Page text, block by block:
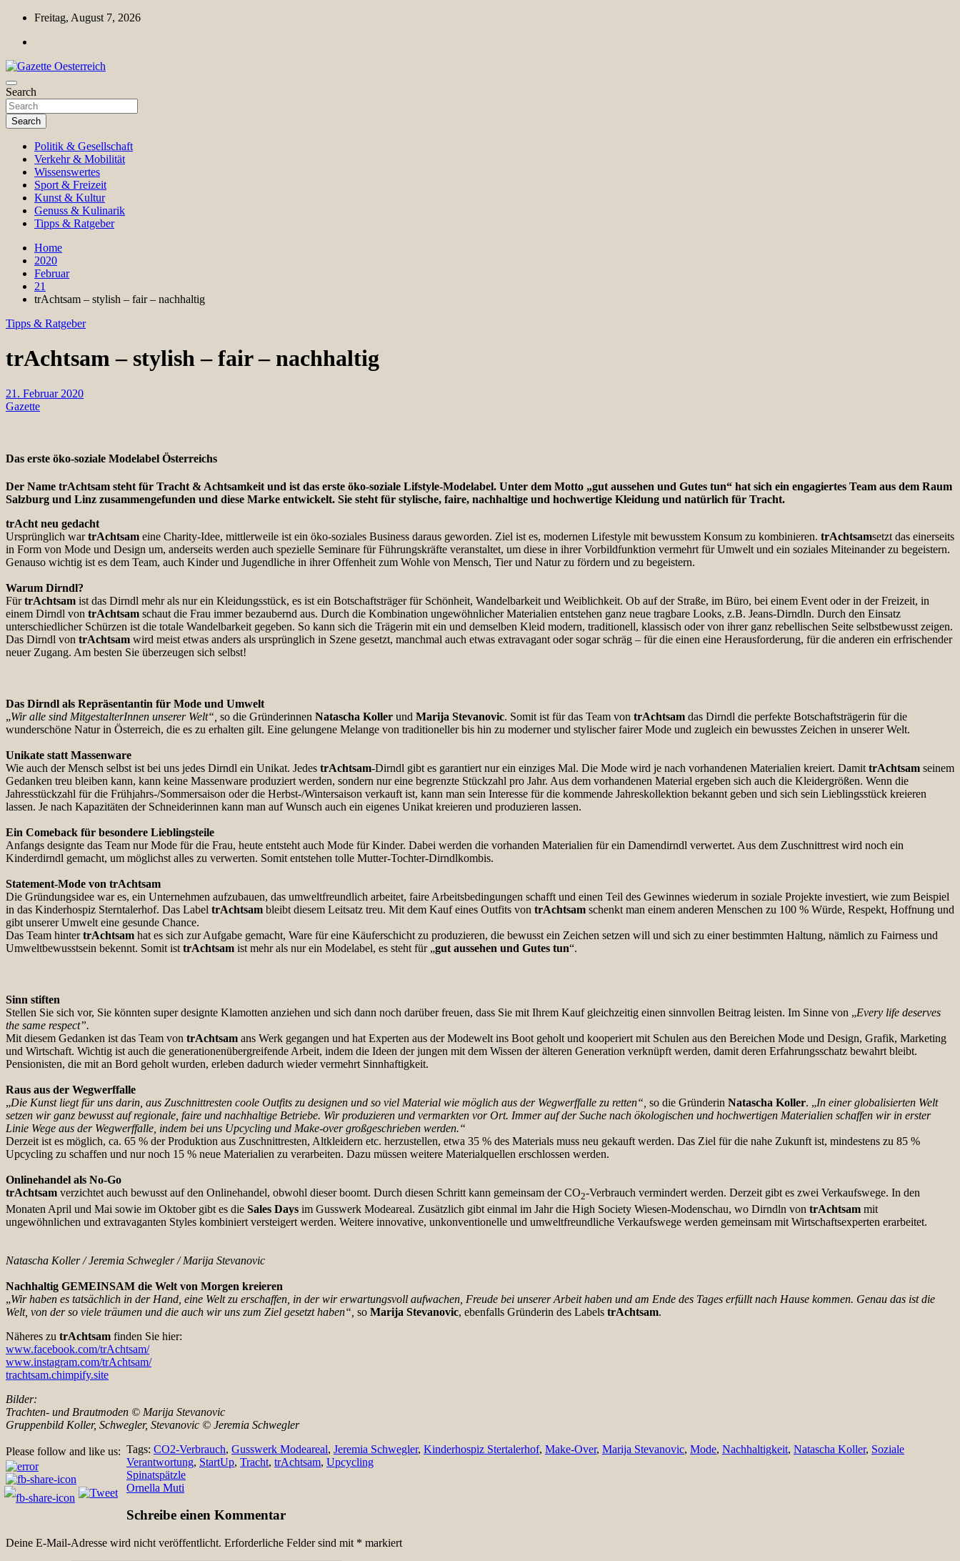
Skip
content
Freitag, August 7, 2026
Gazette Oesterreich
Magazin für Freizeit, Politik, Kultur & Wissenschaft
Search
Search
Politik & Gesellschaft
Verkehr & Mobilität
Wissenswertes
Sport & Freizeit
Kunst & Kultur
Genuss & Kulinarik
Tipps & Ratgeber
Home
2020
Februar
21
trAchtsam – stylish – fair – nachhaltig
Tipps & Ratgeber
trAchtsam – stylish – fair – nachhaltig
21. Februar 2020
Gazette
Das erste öko-soziale Modelabel Österreichs
Der Name trAchtsam steht für Tracht & Achtsamkeit und ist das erste öko-soziale Lifstyle-Modelabel. Unter dem Motto „gut aussehen und Gutes tun“ hat sich ein engagiertes Team aus dem Raum
Salzburg und Linz zusammengefunden und diese Marke entwickelt. Sie steht für stylische, faire, nachhaltige und hochwertige Kleidung und natürlich für Tracht.
trAcht neu gedacht
Ursprünglich wartrAchtsam eine Charity-Idee, mittlerweile ist ein öko-soziales Business daraus geworden. Ziel ist es, modernen Lifestyle mit bewusstem Konsum zu kombinieren. trAchtsamsetzt das einerseits
in Form von Mode und Design um, anderseits werden auch spezielle Seminare für Führungskräfte veranstaltet, um diese in ihrer Vorbildfunktion vermehrt für Umwelt und ein soziales Miteinander zu begeistern.
Genauso wichtig ist es dem Team, auch Kinder und Jugendliche in ihrer Offenheit zum Wohle von Mensch, Tier und Natur zu fördern und zu begeistern.
Warum Dirndl?
FürtrAchtsam ist das Dirndl mehr als nur ein Kleidungsstück, es ist ein Botschaftsträger für Schönheit, Wandelbarkeit und Weiblichkeit. Ob auf der Straße, im Büro, bei einem Event oder in der Freizeit, in
einem Dirndl von trAchtsam schaut die Frau immer bezaubernd aus. Durch die Kombination ungewöhnlicher Materialien entstehen ganz neue tragbare Looks, z.B. Jeans-Dirndln. Durch den Einsatz
unterschiedlicher Schürzen ist die totale Wandelbarkeit gegeben. So kann sich die Trägerin mit ein und demselben Kleid modern, traditionell, klassisch oder von ihrer ganz rebellischen Seite selbstbewusst zeigen.
Das Dirndl von trAchtsam wird meist etwas anders als ursprünglich in Szene gesetzt, manchmal auch etwas extravagant oder sogar schräg – für die einen eine Herausforderung, für die anderen ein erfrischender
neuer Zugang. Am besten Sie überzeugen sich selbst!
Das Dirndl als Repräsentantin für Mode und Umwelt
„Wir alle sind MitgestalterInnen unserer Welt“, so die Gründerinnen Natascha Koller und Marija Stevanovic. Somit ist für das Team von trAchtsam das Dirndl die perfekte Botschaftsträgerin für die
wunderschöne Natur in Österreich, die es zu erhalten gilt. Eine gelungene Melange von traditioneller bis hin zu moderner und stylischer fairer Mode und zugleich ein bewusstes Zeichen in unserer Welt.
Unikate statt Massenware
Wie auch der Mensch selbst ist bei uns jedes Dirndl ein Unikat. Jedes trAchtsam-Dirndl gibt es garantiert nur ein einziges Mal. Die Mode wird je nach vorhandenen Materialien kreiert. DamittrAchtsam seinem
Gedanken treu bleiben kann, kann keine Massenware produziert werden, sondern nur eine begrenzte Stückzahl pro Jahr. Aus dem vorhandenen Material ergeben sich auch die Kleidergrößen. Wenn die
Jahresstückzahl für die Frühjahrs-/Sommersaison oder die Herbst-/Wintersaison verkauft ist, kann man sein Interesse für die kommende Jahreskollektion bekannt geben und sich sein Lieblingsstück kreieren
lassen. Je nach Kapazitäten der Schneiderinnen kann man auf Wunsch auch ein eigenes Unikat kreieren und produzieren lassen.
Ein Comeback für besondere Lieblingsteile
Anfangs designte das Team nur Mode für die Frau, heute entsteht auch Mode für Kinder. Dabei werden die vorhanden Materialien für ein Damendirndl verwertet. Aus dem Zuschnittrest wird noch ein
Kinderdirndl gemacht, um möglichst alles zu verwerten. Somit entstehen tolle Mutter-Tochter-Dirndlkombis.
Statement-Mode von trAchtsam
Die Gründungsidee war es, ein Unternehmen aufzubauen, das umweltfreundlich arbeitet, faire Arbeitsbedingungen schafft und einen Teil des Gewinnes wiederum in soziale Projekte investiert, wie zum Beispiel
in das Kinderhospiz Sterntalerhof. Das Label trAchtsam bleibt diesem Leitsatz treu. Mit dem Kauf eines Outfits von trAchtsam schenkt man einem anderen Menschen zu 100 % Würde, Respekt, Hoffnung und
gibt unserer Umwelt eine gesunde Chance.
Das Team hintertrAchtsam hat es sich zur Aufgabe gemacht, Ware für eine Käuferschicht zu produzieren, die bewusst ein Zeichen setzen will und sich zu einer bestimmten Haltung, nämlich zu Fairness und
Umweltbewusstsein bekennt. Somit isttrAchtsam ist mehr als nur ein Modelabel, es steht für „gut aussehen und Gutes tun“.
Sinn stiften
Stellen Sie sich vor, Sie könnten super designte Klamotten anziehen und sich dann noch darüber freuen, dass Sie mit Ihrem Kauf gleichzeitig einen sinnvollen Beitrag leisten. Im Sinne von „Every life deserves
the same respect”.
Mit diesem Gedanken ist das Team von trAchtsam ans Werk gegangen und hat Experten aus der Modewelt ins Boot geholt und kooperiert mit Schulen aus den Bereichen Mode und Design, Grafik, Marketing
und Wirtschaft. Wichtig ist auch die generationenübergreifende Arbeit, indem die Ideen der jungen mit dem Wissen der älteren Generation verknüpft werden, damit deren Erfahrungsschatz bewahrt bleibt.
Pensionisten, die mit an Bord geholt wurden, erleben dadurch wieder vermehrt Sinnhaftigkeit.
Raus aus der Wegwerffalle
„Die Kunst liegt für uns darin, aus Zuschnittresten coole Outfits zu designen und so viel Material wie möglich aus der Wegwerffalle zu retten“, so die Gründerin Natascha Koller. „In einer globalisierten Welt
setzen wir ganz bewusst auf regionale, faire und nachhaltige Betriebe. Wir produzieren und vermarkten vor Ort. Immer auf der Suche nach ökologischen und hochwertigen Materialien schaffen wir in erster
Linie Wege aus der Wegwerffalle, indem bei uns Upcycling und Make-over großgeschrieben werden.“
Derzeit ist es möglich, ca. 65 % der Produktion aus Zuschnittresten, Altkleidern etc. herzustellen, etwa 35 % des Materials muss neu gekauft werden. Das Ziel für die nahe Zukunft ist, mindestens zu 85 %
Upcycling zu schaffen und nur noch 15 % neue Materialien zu verarbeiten. Dazu müssen weitere Materialquellen erschlossen werden.
Onlinehandel als No-Go
trAchtsam verzichtet auch bewusst auf den Onlinehandel, obwohl dieser boomt. Durch diesen Schritt kann gemeinsam der CO2-Verbrauch vermindert werden. Derzeit gibt es zwei Verkaufswege. In den
Monaten April und Mai sowie im Oktober gibt es die Sales Days im Gusswerk Modeareal. Zusätzlich gibt einmal im Jahr die High Society Wiesen-Modenschau, wo Dirndln von trAchtsam mit
ungewöhnlichen und extravaganten Styles kombiniert versteigert werden. Weitere innovative, unkonventionelle und umweltfreundliche Verkaufswege werden gemeinsam mit Wirtschaftsexperten erarbeitet.
Natascha Koller / Jeremia Schwegler / Marija Stevanovic
Nachhaltig GEMEINSAM die Welt von Morgen kreieren
„Wir haben es tatsächlich in der Hand, eine Welt zu erschaffen, in der wir erwartungsvoll aufwachen, Freude bei unserer Arbeit haben und am Ende des Tages erfüllt nach Hause kommen. Genau das ist die
Welt, von der so viele träumen und die auch wir uns zum Ziel gesetzt haben“, so Marija Stevanovic, ebenfalls Gründerin des Labels trAchtsam.
Näheres zu trAchtsam finden Sie hier:
www.facebook.com/trAchtsam/
www.instagram.com/trAchtsam/
trachtsam.chimpify.site
Bilder:
Trachten- und Brautmoden © Marija Stevanovic
Gruppenbild Koller, Schwegler, Stevanovic © Jeremia Schwegler
Please follow and like us: Tags: CO2-Verbrauch, Gusswerk Modeareal, Jeremia Schwegler, Kinderhospiz Stertalerhof, Make-Over, Marija Stevanovic, Mode, Nachhaltigkeit, Natascha Koller, Soziale
Verantwortung, StartUp, Tracht, trAchtsam, Upcycling
BeitragsnavigationSpinatspätzle
Ornella Muti
Schreibe einen Kommentar
Deine E-Mail-Adresse wird nicht veröffentlicht. Erforderliche Felder sind mit * markiert